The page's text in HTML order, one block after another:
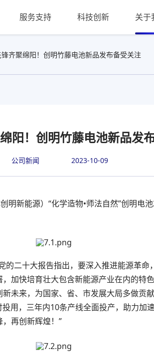
服务支持 科技创新 关于
齐聚绵阳！创明竹藤电池新品发布备受关注
阳！创明竹藤电池新品发
公司新闻 2023-10-09
明新能源）“化学造物•师法自然”创明电
的二十大报告指出，要深入推进能源革
加快培育壮大包含新能源产业在内的特
未来，为国家、省、市发展大局多做贡
用，三年内10条产线全面投产，助力加
再创新辉煌！”